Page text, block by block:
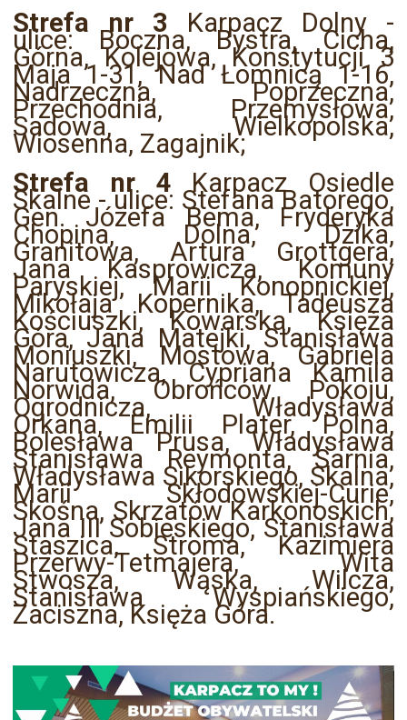
Strefa nr 3 Karpacz Dolny -
ulice: Boczna, Bystra, Cicha,
Górna, Kolejowa, Konstytucji 3
Maja 1-31, Nad Łomnicą 1-16,
Nadrzeczna, Poprzeczna,
Przechodnia, Przemysłowa,
Sadowa, Wielkopolska,
Wiosenna, Zagajnik;
Strefa nr 4 Karpacz Osiedle
Skalne - ulice: Stefana Batorego,
Gen. Józefa Bema, Fryderyka
Chopina, Dolna, Dzika,
Granitowa, Artura Grottgera,
Jana Kasprowicza, Komuny
Paryskiej, Marii Konopnickiej,
Mikołaja Kopernika, Tadeusza
Kościuszki, Kowarska, Księża
Góra, Jana Matejki, Stanisława
Moniuszki, Mostowa, Gabriela
Narutowicza, Cypriana Kamila
Norwida, Obrońców Pokoju,
Ogrodnicza, Władysława
Orkana, Emilii Plater, Polna,
Bolesława Prusa, Władysława
Stanisława Reymonta, Sarnia,
Władysława Sikorskiego, Skalna,
Marii Skłodowskiej-Curie,
Skośna, Skrzatów Karkonoskich,
Jana III Sobieskiego, Stanisława
Staszica, Stroma, Kazimiera
Przerwy-Tetmajera, Wita
Stwosza, Wąska, Wilcza,
Stanisława Wyspiańskiego,
Zaciszna, Księża Góra.